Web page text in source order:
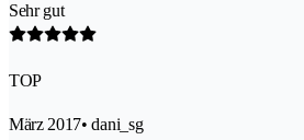
Sehr gut
TOP
März 2017• dani_sg